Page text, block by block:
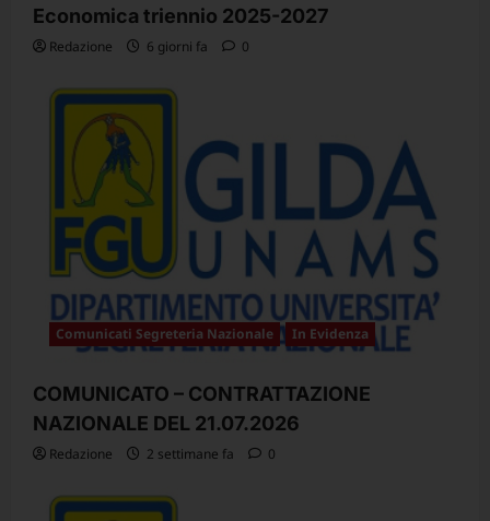
Economica triennio 2025-2027
Redazione 6 giorni fa 0
Comunicati Segreteria Nazionale In Evidenza
COMUNICATO – CONTRATTAZIONE
NAZIONALE DEL 21.07.2026
Redazione 2 settimane fa 0